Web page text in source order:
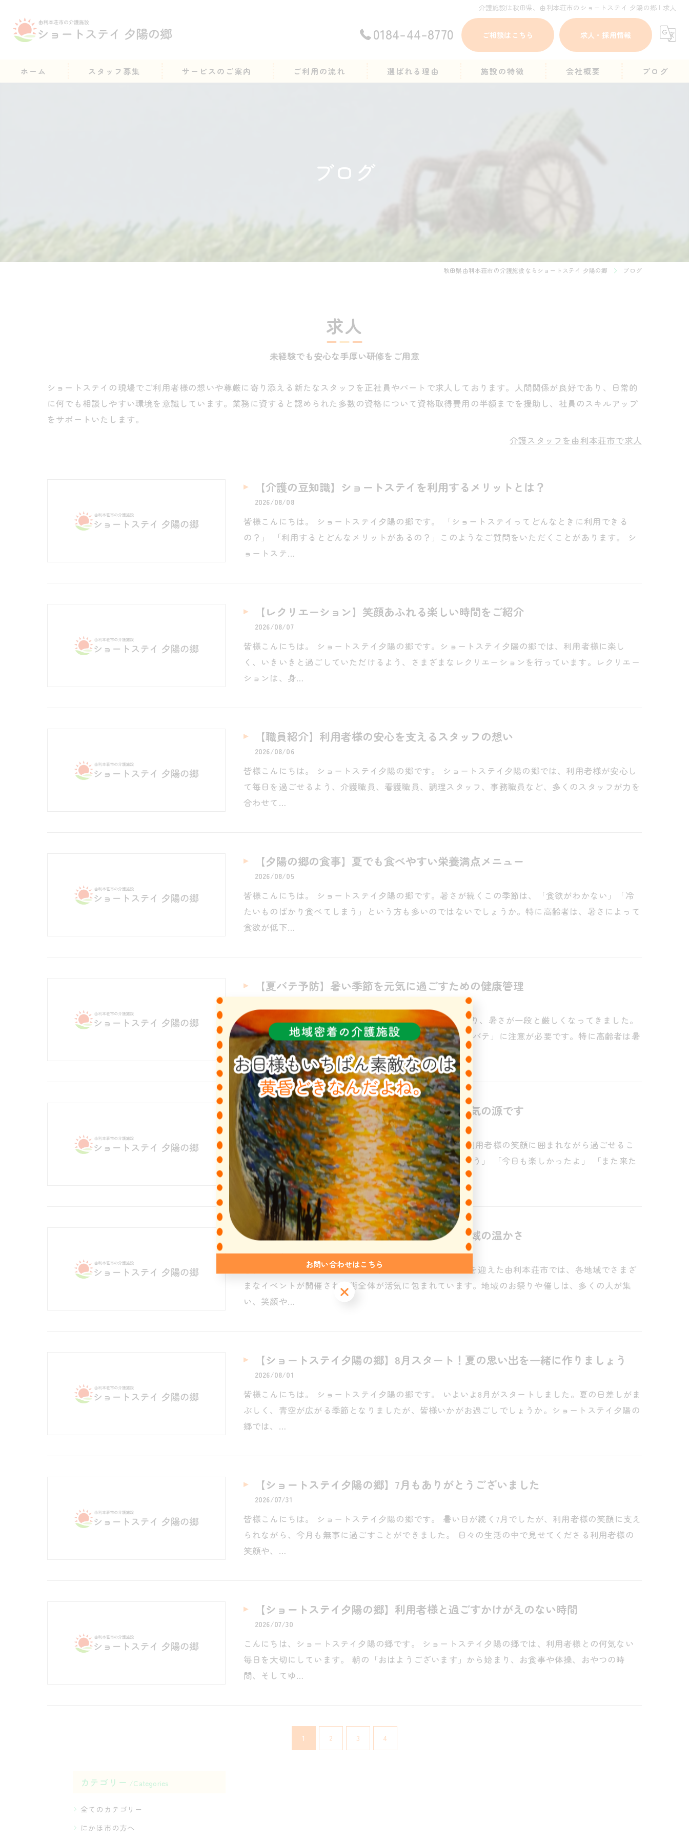
介護施設は秋田県、由利本荘市のショートステイ 夕陽の郷 | 求人
0184-44-8770 ご相談はこちら 求人・採用情報
ホーム スタッフ募集 サービスのご案内 ご利用の流れ 選ばれる理由 施設の特徴 会社概要 ブログ
ブログ
秋田県由利本荘市の介護施設ならショートステイ 夕陽の郷 ブログ
求人
未経験でも安心な手厚い研修をご用意
ショートステイの現場でご利用者様の想いや尊厳に寄り添える新たなスタッフを正社員やパートで求人しております。人間関係が良好であり、日常的
に何でも相談しやすい環境を意識しています。業務に資すると認められた多数の資格について資格取得費用の半額までを援助し、社員のスキルアップ
をサポートいたします。
介護スタッフを由利本荘市で求人
【介護の豆知識】ショートステイを利用するメリットとは？
2026/08/08
皆様こんにちは。 ショートステイ夕陽の郷です。 「ショートステイってどんなときに利用できる
の？」 「利用するとどんなメリットがあるの？」このようなご質問をいただくことがあります。 シ
ョートステ…
【レクリエーション】笑顔あふれる楽しい時間をご紹介
2026/08/07
皆様こんにちは。 ショートステイ夕陽の郷です。ショートステイ夕陽の郷では、利用者様に楽し
く、いきいきと過ごしていただけるよう、さまざまなレクリエーションを行っています。レクリエー
ションは、身…
【職員紹介】利用者様の安心を支えるスタッフの想い
2026/08/06
皆様こんにちは。 ショートステイ夕陽の郷です。 ショートステイ夕陽の郷では、利用者様が安心し
て毎日を過ごせるよう、介護職員、看護職員、調理スタッフ、事務職員など、多くのスタッフが力を
合わせて…
【夕陽の郷の食事】夏でも食べやすい栄養満点メニュー
2026/08/05
皆様こんにちは。 ショートステイ夕陽の郷です。暑さが続くこの季節は、「食欲がわかない」「冷
たいものばかり食べてしまう」という方も多いのではないでしょうか。特に高齢者は、暑さによって
食欲が低下…
【夏バテ予防】暑い季節を元気に過ごすための健康管理
皆様こんにちは。 ショートステイ夕陽の郷です。8月に入り、暑さが一段と厳しくなってきました。
高温多湿なこの時期は、体力や食欲が低下しやすく、「夏バテ」に注意が必要です。特に高齢者は暑
さを感じ…
【笑顔の毎日】利用者様の笑顔が私たちの元気の源です
2026/08/03
皆様こんにちは。 ショートステイ夕陽の郷です。毎日、利用者様の笑顔に囲まれながら過ごせるこ
とは、私たち職員にとって何よりの喜びです。「ありがとう」 「今日も楽しかったよ」 「また来た
いね」そん…
【地域情報】由利本荘市の夏祭りで感じる地域の温かさ
皆様こんにちは。 ショートステイ夕陽の郷です。 夏本番を迎えた由利本荘市では、各地域でさまざ
まなイベントが開催され、街全体が活気に包まれています。地域のお祭りや催しは、多くの人が集
い、笑顔や…
【ショートステイ夕陽の郷】8月スタート！夏の思い出を一緒に作りましょう
2026/08/01
皆様こんにちは。 ショートステイ夕陽の郷です。 いよいよ8月がスタートしました。夏の日差しがま
ぶしく、青空が広がる季節となりましたが、皆様いかがお過ごしでしょうか。ショートステイ夕陽の
郷では、…
【ショートステイ夕陽の郷】7月もありがとうございました
2026/07/31
皆様こんにちは。 ショートステイ夕陽の郷です。 暑い日が続く7月でしたが、利用者様の笑顔に支え
られながら、今月も無事に過ごすことができました。 日々の生活の中で見せてくださる利用者様の
笑顔や、…
【ショートステイ夕陽の郷】利用者様と過ごすかけがえのない時間
2026/07/30
こんにちは、ショートステイ夕陽の郷です。 ショートステイ夕陽の郷では、利用者様との何気ない
毎日を大切にしています。 朝の「おはようございます」から始まり、お食事や体操、おやつの時
間、そしてゆ…
1 2 3 4
カテゴリー Categories
全てのカテゴリー
にかほ市の方へ
お問い合わせはこちら